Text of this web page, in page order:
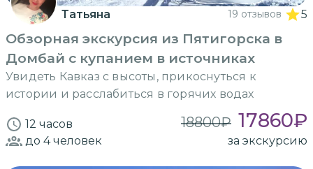
Татьяна 19 отзывов 5
Обзорная экскурсия из Пятигорска в
Домбай с купанием в источниках
Увидеть Кавказ с высоты, прикоснуться к
истории и расслабиться в горячих водах
12 часов 18800₽ 17860₽
до 4человек за экскурсию